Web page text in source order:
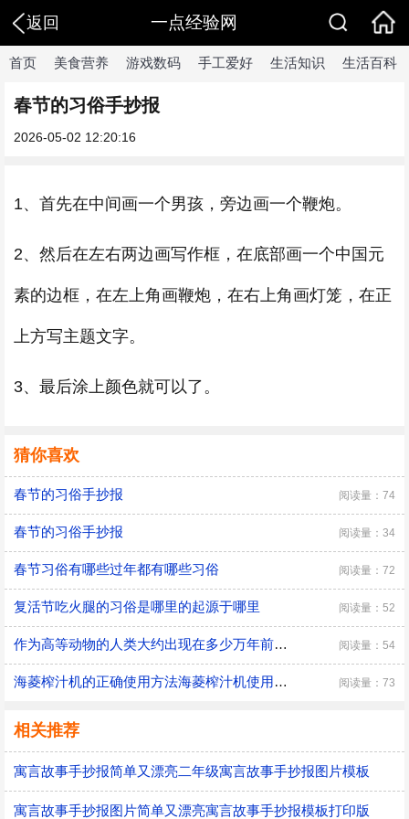
返回 一点经验网
首页 美食营养 游戏数码 手工爱好 生活知识 生活百科
春节的习俗手抄报
2026-05-02 12:20:16
1、首先在中间画一个男孩，旁边画一个鞭炮。
2、然后在左右两边画写作框，在底部画一个中国元
素的边框，在左上角画鞭炮，在右上角画灯笼，在正
上方写主题文字。
3、最后涂上颜色就可以了。
猜你喜欢
春节的习俗手抄报 阅读量：74
春节的习俗手抄报 阅读量：34
春节习俗有哪些过年都有哪些习俗 阅读量：72
复活节吃火腿的习俗是哪里的起源于哪里 阅读量：52
作为高等动物的人类大约出现在多少万年前作为高等动物的人类出现在多少万年前 阅读量：54
海菱榨汁机的正确使用方法海菱榨汁机使用注意事项海菱榨汁机的正确使用方法海菱榨汁机使用注意事项是什么 阅读量：73
相关推荐
寓言故事手抄报简单又漂亮二年级寓言故事手抄报图片模板
寓言故事手抄报图片简单又漂亮寓言故事手抄报模板打印版